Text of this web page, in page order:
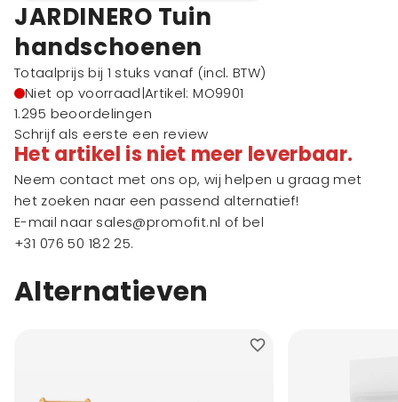
JARDINERO Tuin
handschoenen
Totaalprijs bij 1 stuks vanaf (incl. BTW)
Niet op voorraad|Artikel: MO9901
1.295 beoordelingen
Schrijf als eerste een review
Het artikel is niet meer leverbaar.
Neem contact met ons op, wij helpen u graag met
het zoeken naar een passend alternatief!
E-mail naar sales@promofit.nl of bel
+31 076 50 182 25.
Alternatieven